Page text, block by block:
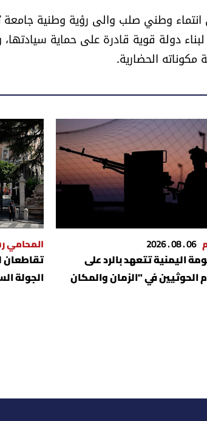
وطني صلب والى رؤية وطنية جامعة
دولة قوية قادرة على حماية
الحضارية.
06 . 08 . 2026
اليمنية تتعهد بالرد على
الحوثيين في "الزمان والمكان
المحامي
تقاطعان
الجولة